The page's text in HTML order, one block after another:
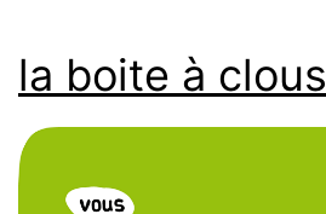
la boite à clous